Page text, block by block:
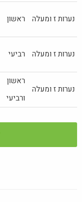
נערות ז ומעלה ראשון
נערות ז ומעלה רביעי
נערות ז ומעלה
ראשון
ורביעי